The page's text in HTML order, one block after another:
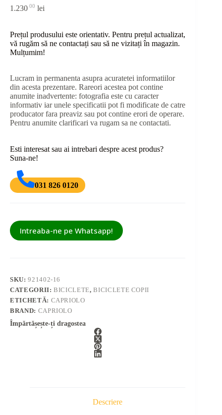
1.230 00 lei
Prețul produsului este orientativ. Pentru prețul actualizat,
vă rugăm să ne contactați sau să ne vizitați în magazin.
Mulțumim!
Lucram in permanenta asupra acuratetei informatiilor
din acesta prezentare. Rareori acestea pot contine
anumite inadvertente: fotografia este cu caracter
informativ iar unele specificatii pot fi modificate de catre
producator fara preaviz sau pot contine erori de operare.
Pentru anumite clarificari va rugam sa ne contactati.
Esti interesat sau ai intrebari despre acest produs?
Suna-ne!
031 826 0120
Intreaba-ne pe Whatsapp!
SKU:921402-16
CATEGORII:BICICLETE,BICICLETE COPII
ETICHETĂ: CAPRIOLO
BRAND: CAPRIOLO
Împărtășește-ți dragostea
Descriere